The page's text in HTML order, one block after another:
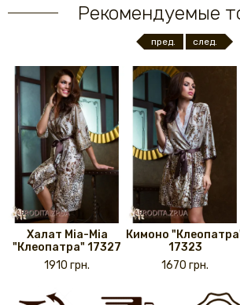
Рекомендуемые
пред. след.
Халат Mia-Mia
"Клеопатра" 17327
1910 грн.
Кимоно
17323
1670 грн.